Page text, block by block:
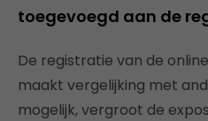
toegevoegd aan de
De registratie van de
maakt vergelijking met
mogelijk, vergroot de